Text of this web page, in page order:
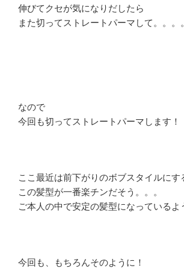
伸びてクセが気になりだしたら
また切ってストレートパーマして。。。。
なので
今回も切ってストレートパーマします！
ここ最近は前下がりのボブスタイルにす
この髪型が一番楽チンだそう。。。
ご本人の中で安定の髪型になっているよ
今回も、もちろんそのように！